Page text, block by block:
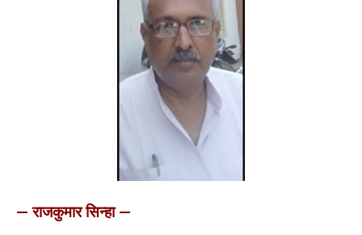
— राजकुमार सिन्हा —